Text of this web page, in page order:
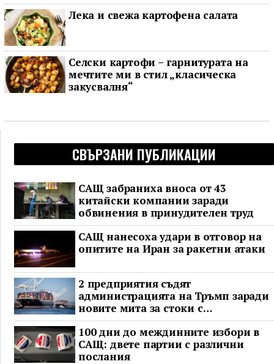
Лека и свежа картофена салата
Селски картофи – гарнитурата на
мечтите ми в стил „класическа
закусвалня“
СВЪРЗАНИ ПУБЛИКАЦИИ
САЩ забраниха вноса от 43
китайски компании заради
обвинения в принудителен труд
САЩ нанесоха удари в отговор на
опитите на Иран за ракетни атаки
2 предприятия съдят
администрацията на Тръмп заради
новите мита за стоки с
принудителен труд
100 дни до междинните избори в
САЩ: двете партии с различни
послания